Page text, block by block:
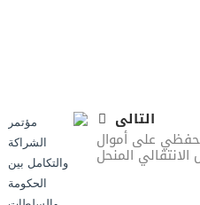
التالى
على أموال
المنحل